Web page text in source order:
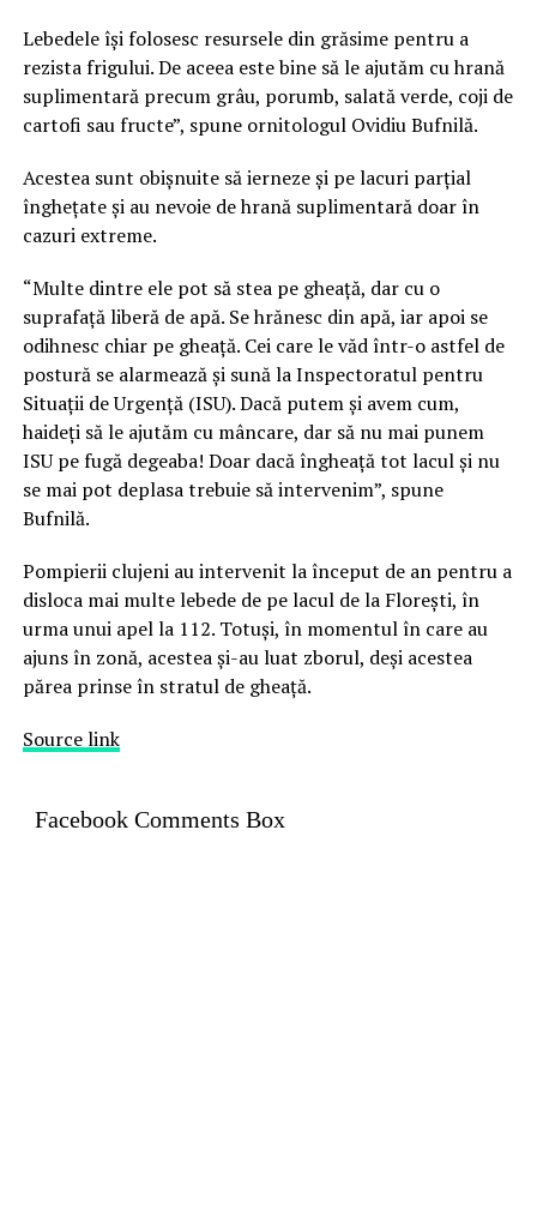
Lebedele își folosesc resursele din grăsime pentru a
rezista frigului. De aceea este bine să le ajutăm cu hrană
suplimentară precum grâu, porumb, salată verde, coji de
cartofi sau fructe”, spune ornitologul Ovidiu Bufnilă.
Acestea sunt obișnuite să ierneze și pe lacuri parțial
înghețate și au nevoie de hrană suplimentară doar în
cazuri extreme.
“Multe dintre ele pot să stea pe gheață, dar cu o
suprafață liberă de apă. Se hrănesc din apă, iar apoi se
odihnesc chiar pe gheață. Cei care le văd într-o astfel de
postură se alarmează și sună la Inspectoratul pentru
Situații de Urgență (ISU). Dacă putem și avem cum,
haideți să le ajutăm cu mâncare, dar să nu mai punem
ISU pe fugă degeaba! Doar dacă îngheață tot lacul și nu
se mai pot deplasa trebuie să intervenim”, spune
Bufnilă.
Pompierii clujeni au intervenit la început de an pentru a
disloca mai multe lebede de pe lacul de la Florești, în
urma unui apel la 112. Totuși, în momentul în care au
ajuns în zonă, acestea și-au luat zborul, deși acestea
părea prinse în stratul de gheață.
Source link
Facebook Comments Box